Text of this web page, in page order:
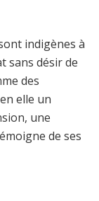
indigènes à
sans désir de
des
elle un
une
de ses